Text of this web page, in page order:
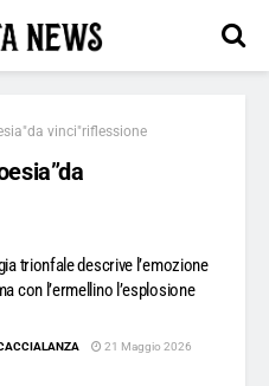
vinci"riflessione
trionfale descrive l’emozione
con l’ermellino l’esplosione
21 Maggio 2026